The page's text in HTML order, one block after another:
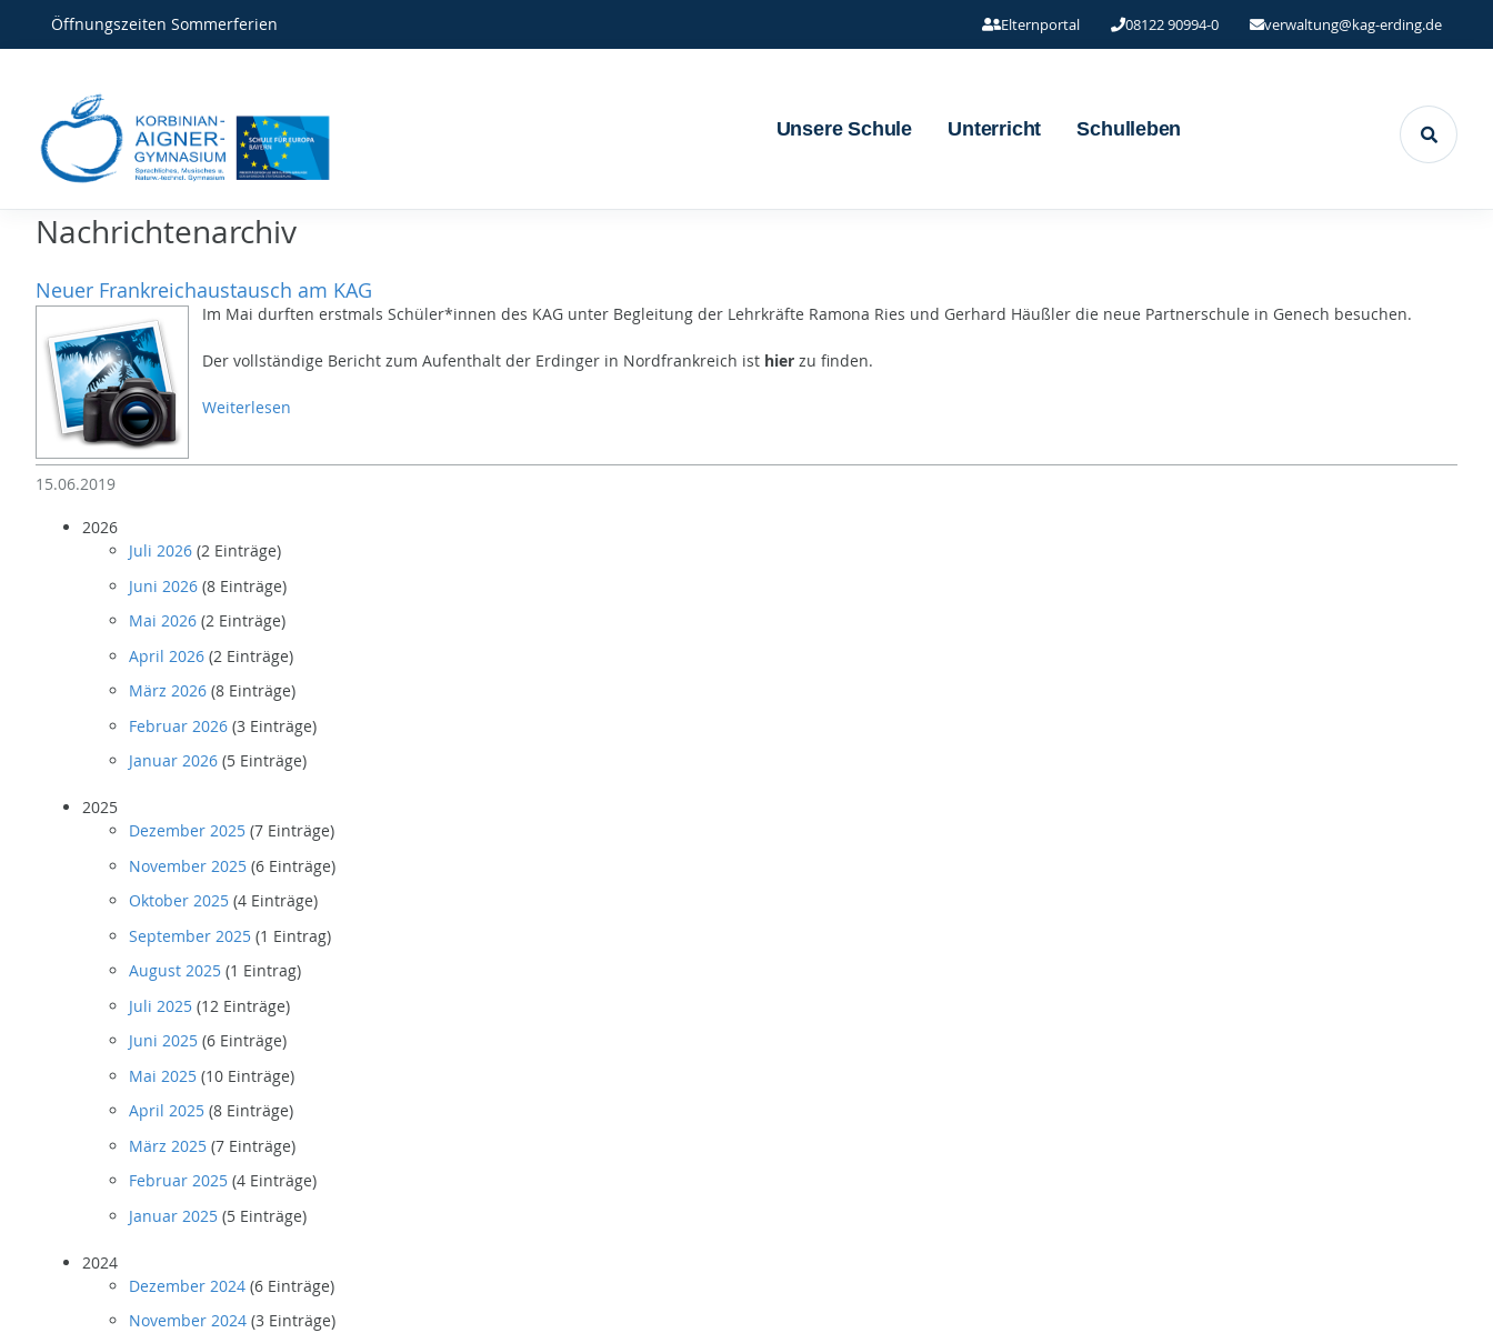
Öffnungszeiten Sommerferien Elternportal 08122 90994-0 verwaltung@kag-erding.de
Unsere Schule Unterricht Schulleben
Nachrichtenarchiv
Neuer Frankreichaustausch am KAG
Im Mai durften erstmals Schüler*innen des KAG unter Begleitung der Lehrkräfte Ramona Ries und Gerhard Häußler die neue Partnerschule in Genech besuchen.
Der vollständige Bericht zum Aufenthalt der Erdinger in Nordfrankreich ist hier zu finden.
Weiterlesen
15.06.2019
2026
Juli 2026 (2 Einträge)
Juni 2026 (8 Einträge)
Mai 2026 (2 Einträge)
April 2026 (2 Einträge)
März 2026 (8 Einträge)
Februar 2026 (3 Einträge)
Januar 2026 (5 Einträge)
2025
Dezember 2025 (7 Einträge)
November 2025 (6 Einträge)
Oktober 2025 (4 Einträge)
September 2025 (1 Eintrag)
August 2025 (1 Eintrag)
Juli 2025 (12 Einträge)
Juni 2025 (6 Einträge)
Mai 2025 (10 Einträge)
April 2025 (8 Einträge)
März 2025 (7 Einträge)
Februar 2025 (4 Einträge)
Januar 2025 (5 Einträge)
2024
Dezember 2024 (6 Einträge)
November 2024 (3 Einträge)